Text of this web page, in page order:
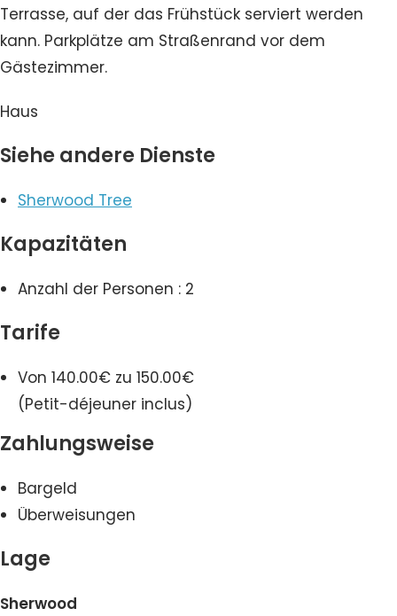
Terrasse, auf der das Frühstück serviert werden
kann. Parkplätze am Straßenrand vor dem
Gästezimmer.
Haus
Siehe andere Dienste
Sherwood Tree
Kapazitäten
Anzahl der Personen : 2
Tarife
Von 140.00€ zu 150.00€
(Petit-déjeuner inclus)
Zahlungsweise
Bargeld
Überweisungen
Lage
Sherwood